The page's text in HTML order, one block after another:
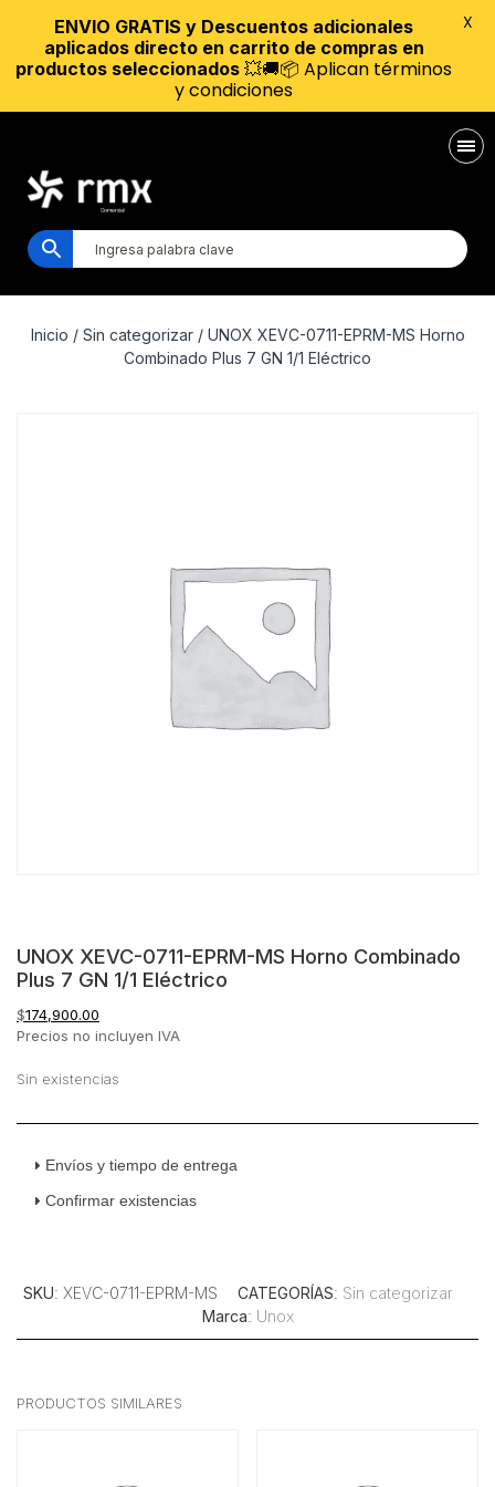
Inicio / Sin categorizar/ UNOX XEVC-0711-EPRM-MS Horno
Combinado Plus 7 GN 1/1 Eléctrico
UNOX XEVC-0711-EPRM-MS Horno Combinado
Plus 7 GN 1/1 Eléctrico
$174,900.00
Precios no incluyen IVA
Sin existencias
Envíos y tiempo de entrega
Confirmar existencias
SKU: XEVC-0711-EPRM-MS CATEGORÍAS: Sin categorizar
Marca: Unox
PRODUCTOS SIMILARES
ENVIO GRATIS y Descuentos adicionales
aplicados directo en carrito de compras en
productos seleccionados 💥🚚📦 Aplican términos
y condiciones
X